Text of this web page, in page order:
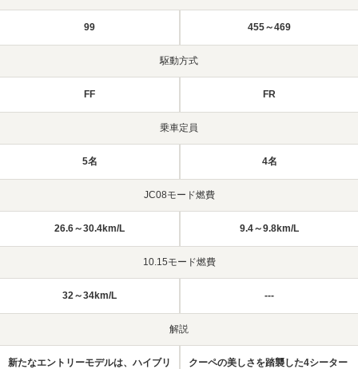
99 455～469
駆動方式
FF FR
乗車定員
5名 4名
JC08モード燃費
26.6～30.4km/L 9.4～9.8km/L
10.15モード燃費
32～34km/L ---
解説
新たなエントリーモデルは、ハイブリ
クーペの美しさを踏襲した4シーター